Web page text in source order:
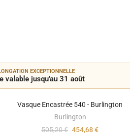
EXCEPTIONNELLE
valable jusqu'au 31 août
Vasque Encastrée 540 - Burlington
Burlington
505,20 € 454,68 €